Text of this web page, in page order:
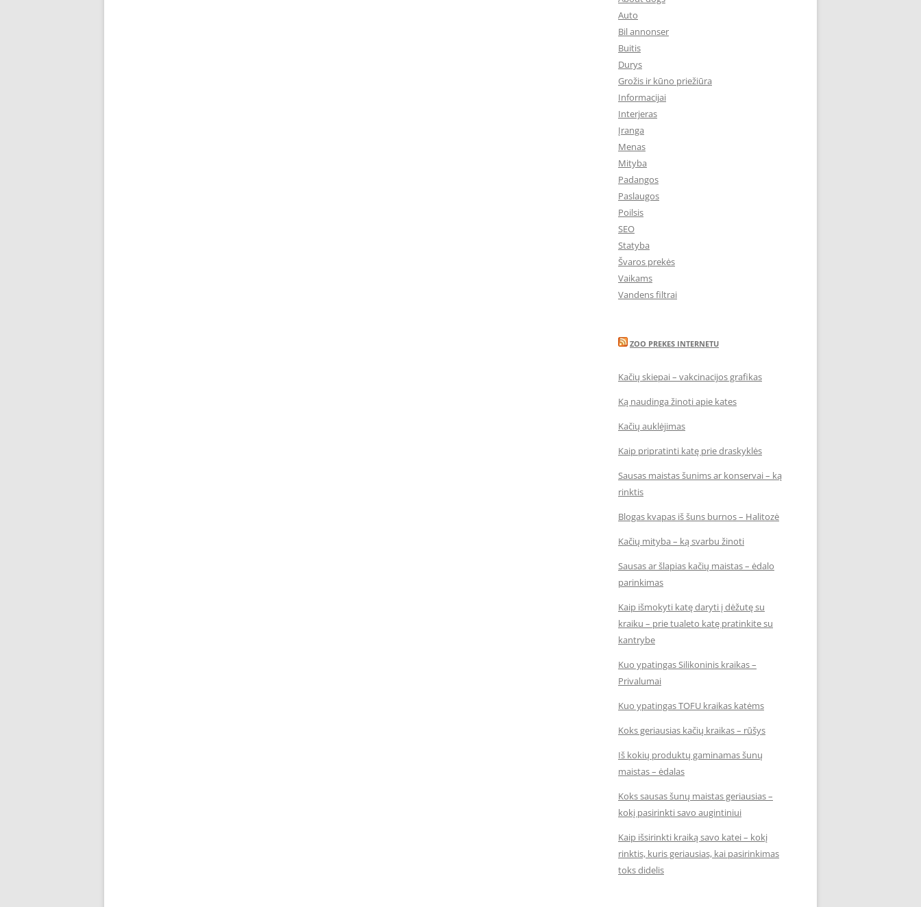
Auto
Bil annonser
Buitis
Durys
Grožis ir kūno priežiūra
Informacijai
Interjeras
Įranga
Menas
Mityba
Padangos
Paslaugos
Poilsis
SEO
Statyba
Švaros prekės
Vaikams
Vandens filtrai
ZOO PREKES INTERNETU
Kačių skiepai – vakcinacijos grafikas
Ką naudinga žinoti apie kates
Kačių auklėjimas
Kaip pripratinti katę prie draskyklės
Sausas maistas šunims ar konservai – ką
rinktis
Blogas kvapas iš šuns burnos – Halitozė
Kačių mityba – ką svarbu žinoti
Sausas ar šlapias kačių maistas – ėdalo
parinkimas
Kaip išmokyti katę daryti į dėžutę su
kraiku – prie tualeto katę pratinkite su
kantrybe
Kuo ypatingas Silikoninis kraikas –
Privalumai
Kuo ypatingas TOFU kraikas katėms
Koks geriausias kačių kraikas – rūšys
Iš kokių produktų gaminamas šunų
maistas – ėdalas
Koks sausas šunų maistas geriausias –
kokį pasirinkti savo augintiniui
Kaip išsirinkti kraiką savo katei – kokį
rinktis, kuris geriausias, kai pasirinkimas
toks didelis